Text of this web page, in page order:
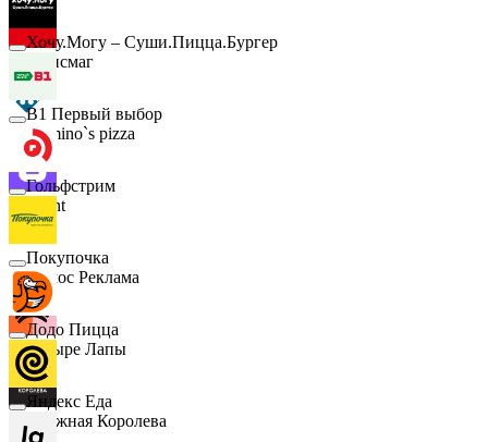
Офисмаг
Domino`s pizza
Urent
Эдмос Реклама
Четыре Лапы
Снежная Королева
Хочу.Могу – Суши.Пицца.Бургер
B1 Первый выбор
Гольфстрим
Покупочка
Додо Пицца
Яндекс Еда